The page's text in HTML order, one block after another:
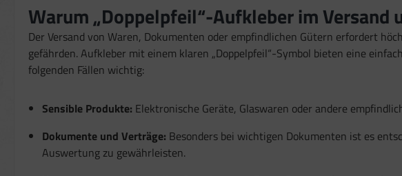
Warum „Doppelpfeil“-Aufkleber im Versand
Der Versand von Waren, Dokumenten oder empfindlichen Gütern erfordert
gefährden. Aufkleber mit einem klaren „Doppelpfeil“-Symbol bieten eine
folgenden Fällen wichtig:
Sensible Produkte: Elektronische Geräte, Glaswaren oder andere
Dokumente und Verträge: Besonders bei wichtigen Dokumenten ist es
Auswertung zu gewährleisten.